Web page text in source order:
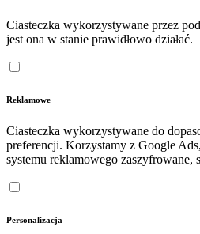
Ciasteczka wykorzystywane przez
jest ona w stanie prawidłowo działać.
Reklamowe
Ciasteczka wykorzystywane do
preferencji. Korzystamy z Google
systemu reklamowego zaszyfrowane,
Personalizacja